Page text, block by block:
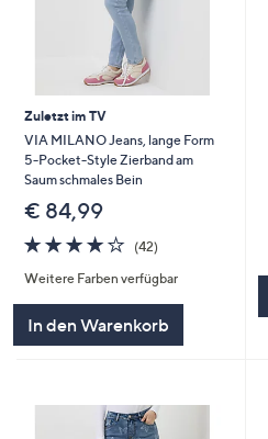
Zuletzt im TV
VIA MILANO Jeans, lange Form
5-Pocket-Style Zierband am
Saum schmales Bein
€ 84,99
4.2
von
5
(42)42
Weitere Farben verfügbar
In den Warenkorb